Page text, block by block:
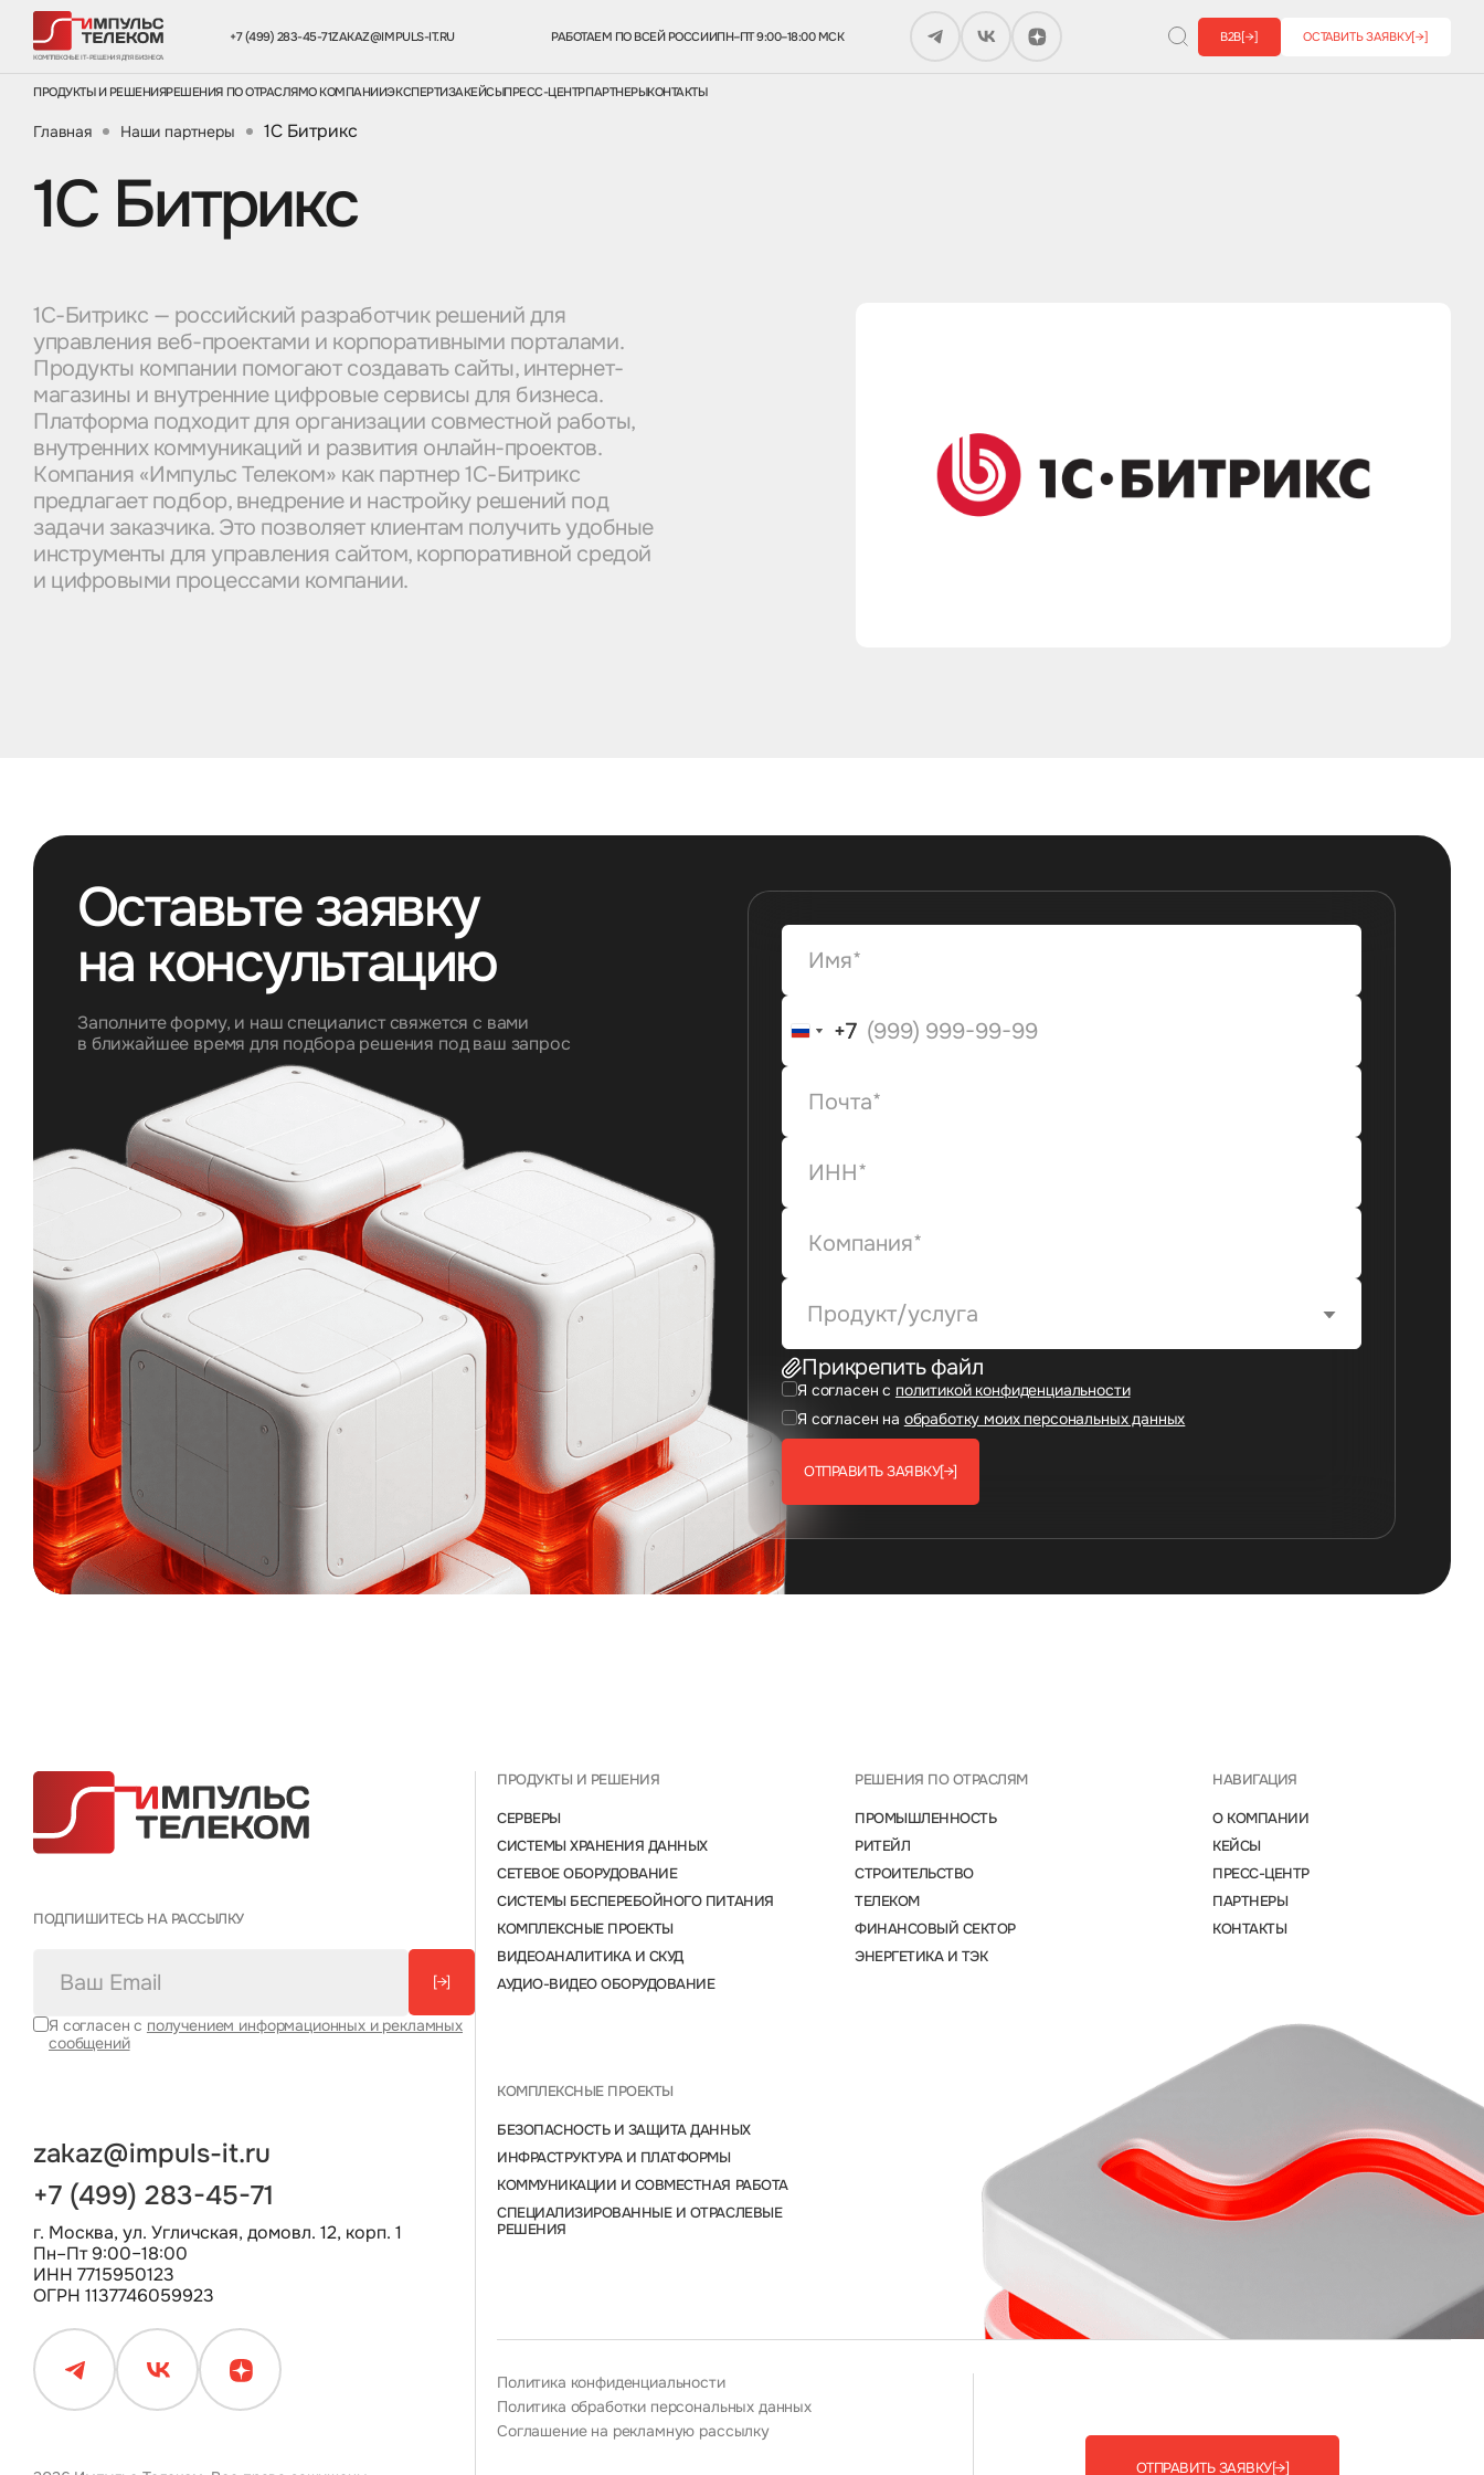
КОМПЛЕКСНЫЕ IT-РЕШЕНИЯ ДЛЯ БИЗНЕСА
+7 (499) 283-45-71ZAKAZ@IMPULS-IT.RU РАБОТАЕМ ПО ВСЕЙ РОССИИПН–ПТ 9:00–18:00 МСК B2B[→] ОСТАВИТЬ ЗАЯВКУ[→]
ПРОДУКТЫ И РЕШЕНИЯРЕШЕНИЯ ПО ОТРАСЛЯМО КОМПАНИИЭКСПЕРТИЗАКЕЙСЫПРЕСС-ЦЕНТРПАРТНЕРЫКОНТАКТЫ
Главная Наши партнеры 1С Битрикс
1С Битрикс
1С-Битрикс — российский разработчик решений для
управления веб-проектами и корпоративными порталами.
Продукты компании помогают создавать сайты, интернет-
магазины и внутренние цифровые сервисы для бизнеса.
Платформа подходит для организации совместной работы,
внутренних коммуникаций и развития онлайн-проектов.
Компания «Импульс Телеком» как партнер 1С-Битрикс
предлагает подбор, внедрение и настройку решений под
задачи заказчика. Это позволяет клиентам получить удобные
инструменты для управления сайтом, корпоративной средой
и цифровыми процессами компании.
Оставьте заявку
на консультацию
Заполните форму, и наш специалист свяжется с вами
в ближайшее время для подбора решения под ваш запрос
+7
+7
Продукт/услуга
Прикрепить файл
Я согласен с политикой конфиденциальности
Я согласен на обработку моих персональных данных
ОТПРАВИТЬ ЗАЯВКУ[→]
ПОДПИШИТЕСЬ НА РАССЫЛКУ
[→]
Я согласен с получением информационных и рекламных
сообщений
zakaz@impuls-it.ru
+7 (499) 283-45-71
г. Москва, ул. Угличская, домовл. 12, корп. 1
Пн–Пт 9:00–18:00
ИНН 7715950123
ОГРН 1137746059923
ПРОДУКТЫ И РЕШЕНИЯ
СЕРВЕРЫ
СИСТЕМЫ ХРАНЕНИЯ ДАННЫХ
СЕТЕВОЕ ОБОРУДОВАНИЕ
СИСТЕМЫ БЕСПЕРЕБОЙНОГО ПИТАНИЯ
КОМПЛЕКСНЫЕ ПРОЕКТЫ
ВИДЕОАНАЛИТИКА И СКУД
АУДИО-ВИДЕО ОБОРУДОВАНИЕ
РЕШЕНИЯ ПО ОТРАСЛЯМ
ПРОМЫШЛЕННОСТЬ
РИТЕЙЛ
СТРОИТЕЛЬСТВО
ТЕЛЕКОМ
ФИНАНСОВЫЙ СЕКТОР
ЭНЕРГЕТИКА И ТЭК
НАВИГАЦИЯ
О КОМПАНИИ
КЕЙСЫ
ПРЕСС-ЦЕНТР
ПАРТНЕРЫ
КОНТАКТЫ
КОМПЛЕКСНЫЕ ПРОЕКТЫ
БЕЗОПАСНОСТЬ И ЗАЩИТА ДАННЫХ
ИНФРАСТРУКТУРА И ПЛАТФОРМЫ
КОММУНИКАЦИИ И СОВМЕСТНАЯ РАБОТА
СПЕЦИАЛИЗИРОВАННЫЕ И ОТРАСЛЕВЫЕ
РЕШЕНИЯ
Политика конфиденциальности
Политика обработки персональных данных
Соглашение на рекламную рассылку
ОТПРАВИТЬ ЗАЯВКУ[→]